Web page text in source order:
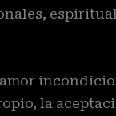
la